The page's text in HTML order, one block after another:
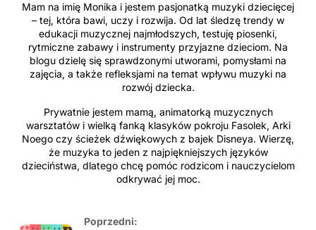
Mam na imię Monika i jestem pasjonatką muzyki dziecięcej
– tej, która bawi, uczy i rozwija. Od lat śledzę trendy w
edukacji muzycznej najmłodszych, testuję piosenki,
rytmiczne zabawy i instrumenty przyjazne dzieciom. Na
blogu dzielę się sprawdzonymi utworami, pomysłami na
zajęcia, a także refleksjami na temat wpływu muzyki na
rozwój dziecka.
Prywatnie jestem mamą, animatorką muzycznych
warsztatów i wielką fanką klasyków pokroju Fasolek, Arki
Noego czy ścieżek dźwiękowych z bajek Disneya. Wierzę,
że muzyka to jeden z najpiękniejszych języków
dzieciństwa, dlatego chcę pomóc rodzicom i nauczycielom
odkrywać jej moc.
Poprzedni: